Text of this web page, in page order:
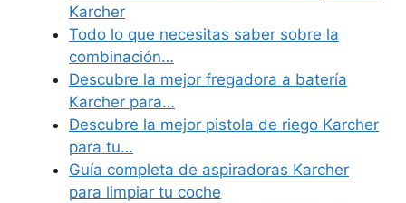
Karcher
Todo lo que necesitas saber sobre la
combinación…
Descubre la mejor fregadora a batería
Karcher para…
Descubre la mejor pistola de riego Karcher
para tu…
Guía completa de aspiradoras Karcher
para limpiar tu coche